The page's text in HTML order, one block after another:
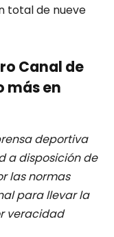
total de nueve
Canal de
más en
deportiva
a disposición de
las normas
para llevar la
veracidad